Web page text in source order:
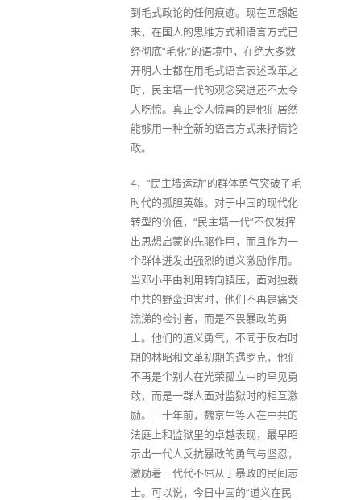
到毛式政论的任何痕迹。现在回想起
来，在国人的思维方式和语言方式已
经彻底“毛化”的语境中，在绝大多数
开明人士都在用毛式语言表述改革之
时，民主墙一代的观念突进还不太令
人吃惊。真正令人惊喜的是他们居然
能够用一种全新的语言方式来抒情论
政。
4，“民主墙运动”的群体勇气突破了毛
时代的孤胆英雄。对于中国的现代化
转型的价值，“民主墙一代”不仅发挥
出思想启蒙的先驱作用，而且作为一
个群体迸发出强烈的道义激励作用。
当邓小平由利用转向镇压，面对独裁
中共的野蛮迫害时，他们不再是痛哭
流涕的检讨者，而是不畏暴政的勇
士。他们的道义勇气，不同于反右时
期的林昭和文革初期的遇罗克，他们
不再是个别人在光荣孤立中的罕见勇
敢，而是一群人面对监狱时的相互激
励。三十年前，魏京生等人在中共的
法庭上和监狱里的卓越表现，最早昭
示出一代人反抗暴政的勇气与坚忍，
激励着一代代不屈从于暴政的民间志
士。可以说，今日中国的“道义在民